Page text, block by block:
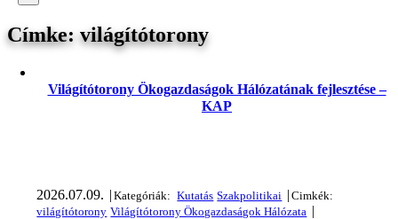
világítótorony
Világítótorony Ökogazdaságok Hálózatának fejlesztése –
KAP
2026.07.09. |
|
|